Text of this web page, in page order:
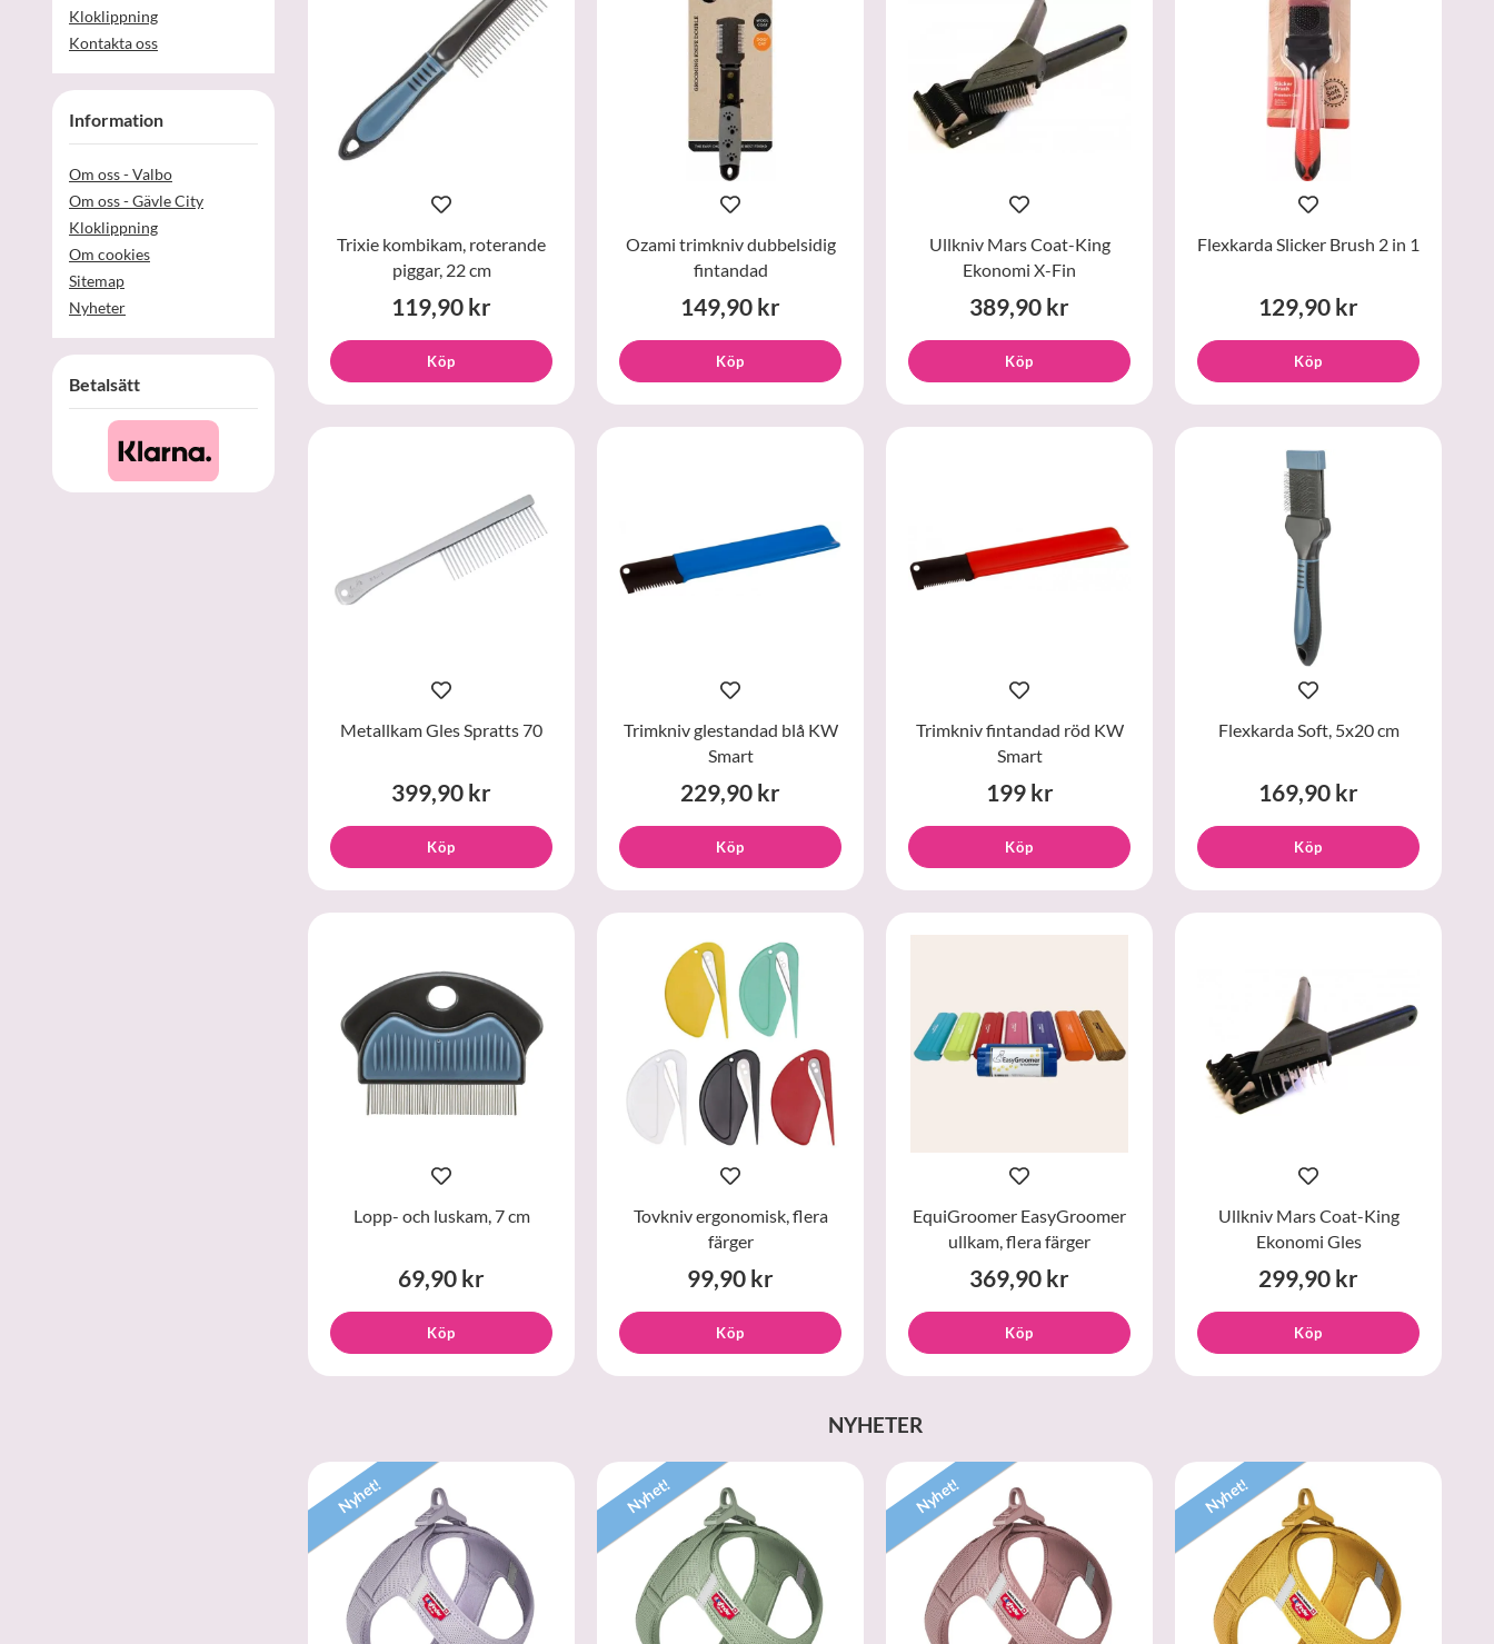
Kloklippning
Kontakta oss
Information
Om oss - Valbo
Om oss - Gävle City
Kloklippning
Om cookies
Sitemap
Nyheter
Betalsätt
Trixie kombikam, roterande
piggar, 22 cm
119,90 kr
Köp
Ozami trimkniv dubbelsidig
fintandad
149,90 kr
Köp
Ullkniv Mars Coat-King
Ekonomi X-Fin
389,90 kr
Köp
Flexkarda Slicker Brush 2 in 1
129,90 kr
Köp
Metallkam Gles Spratts 70
399,90 kr
Köp
Trimkniv glestandad blå KW
Smart
229,90 kr
Köp
Trimkniv fintandad röd KW
Smart
199 kr
Köp
Flexkarda Soft, 5x20 cm
169,90 kr
Köp
Lopp- och luskam, 7 cm
69,90 kr
Köp
Tovkniv ergonomisk, flera
färger
99,90 kr
Köp
EquiGroomer EasyGroomer
ullkam, flera färger
369,90 kr
Köp
Ullkniv Mars Coat-King
Ekonomi Gles
299,90 kr
Köp
NYHETER
Nyhet! Nyhet! Nyhet! Nyhet!